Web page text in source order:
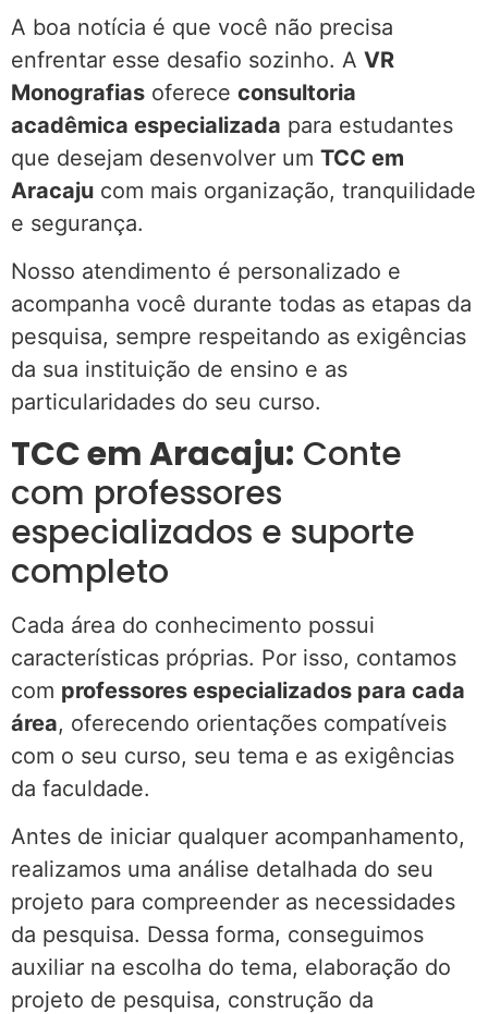
A boa notícia é que você não precisa
enfrentar esse desafio sozinho. A VR
Monografias oferece consultoria
acadêmica especializada para estudantes
que desejam desenvolver um TCC em
Aracaju com mais organização, tranquilidade
e segurança.
Nosso atendimento é personalizado e
acompanha você durante todas as etapas da
pesquisa, sempre respeitando as exigências
da sua instituição de ensino e as
particularidades do seu curso.
TCC em Aracaju: Conte
com professores
especializados e suporte
completo
Cada área do conhecimento possui
características próprias. Por isso, contamos
com professores especializados para cada
área, oferecendo orientações compatíveis
com o seu curso, seu tema e as exigências
da faculdade.
Antes de iniciar qualquer acompanhamento,
realizamos uma análise detalhada do seu
projeto para compreender as necessidades
da pesquisa. Dessa forma, conseguimos
auxiliar na escolha do tema, elaboração do
projeto de pesquisa, construção da